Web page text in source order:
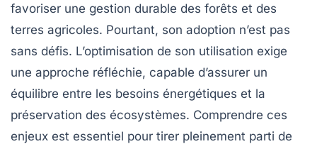
favoriser une gestion durable des forêts et des
terres agricoles. Pourtant, son adoption n’est pas
sans défis. L’optimisation de son utilisation exige
une approche réfléchie, capable d’assurer un
équilibre entre les besoins énergétiques et la
préservation des écosystèmes. Comprendre ces
enjeux est essentiel pour tirer pleinement parti de